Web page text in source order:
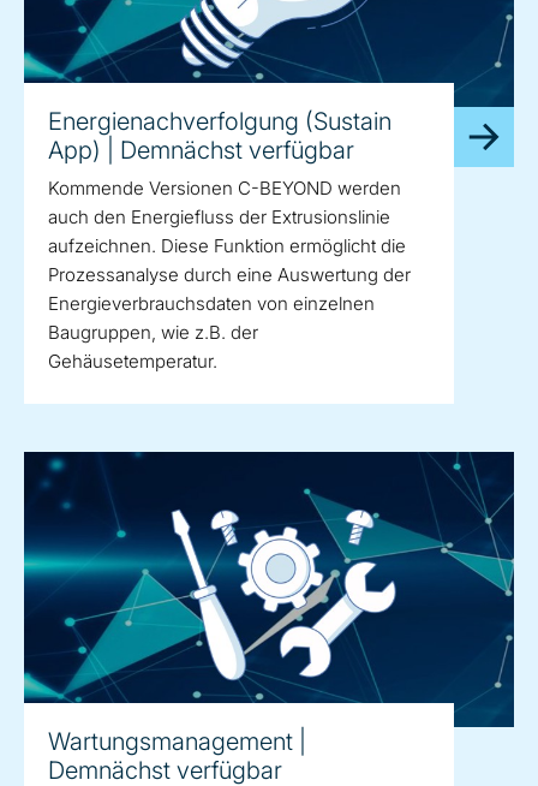
Energienachverfolgung (Sustain
App) | Demnächst verfügbar
Kommende Versionen C-BEYOND werden
auch den Energiefluss der Extrusionslinie
aufzeichnen. Diese Funktion ermöglicht die
Prozessanalyse durch eine Auswertung der
Energieverbrauchsdaten von einzelnen
Baugruppen, wie z.B. der
Gehäusetemperatur.
Wartungsmanagement |
Demnächst verfügbar